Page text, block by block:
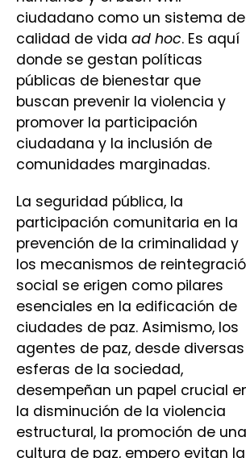
ciudadano como un sistema de
calidad de vida ad hoc. Es aquí
donde se gestan políticas
públicas de bienestar que
buscan prevenir la violencia y
promover la participación
ciudadana y la inclusión de
comunidades marginadas.
La seguridad pública, la
participación comunitaria en la
prevención de la criminalidad y
los mecanismos de
social se erigen como pilares
esenciales en la edificación de
ciudades de paz. Asimismo, los
agentes de paz, desde diversas
esferas de la sociedad,
desempeñan un papel crucial
la disminución de la violencia
estructural, la promoción de una
cultura de paz, empero evitan la